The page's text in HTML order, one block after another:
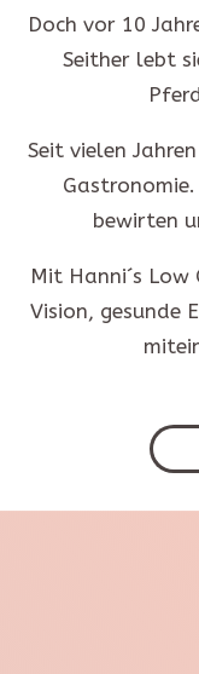
Doch vor 10
Seither lebt
Seit vielen
bewirten
Mit Hanni´s
Vision, gesunde